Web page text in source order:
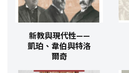
新教與現代性——
凱珀、韋伯與特洛
爾奇